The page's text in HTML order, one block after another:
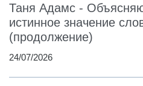
Таня Адамс -
истинное значение
(продолжение)
24/07/2026